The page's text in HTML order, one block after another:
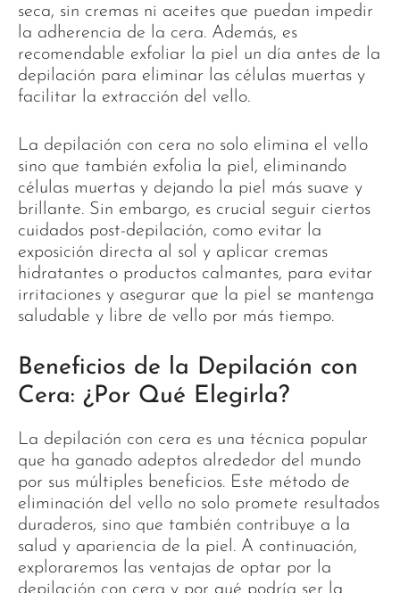
seca, sin cremas ni aceites que puedan impedir
la adherencia de la cera. Además, es
recomendable exfoliar la piel un día antes de la
depilación para eliminar las células muertas y
facilitar la extracción del vello.
La depilación con cera no solo elimina el vello
sino que también exfolia la piel, eliminando
células muertas y dejando la piel más suave y
brillante. Sin embargo, es crucial seguir ciertos
cuidados post-depilación, como evitar la
exposición directa al sol y aplicar cremas
hidratantes o productos calmantes, para evitar
irritaciones y asegurar que la piel se mantenga
saludable y libre de vello por más tiempo.
Beneficios de la Depilación con
Cera: ¿Por Qué Elegirla?
La depilación con cera es una técnica popular
que ha ganado adeptos alrededor del mundo
por sus múltiples beneficios. Este método de
eliminación del vello no solo promete resultados
duraderos, sino que también contribuye a la
salud y apariencia de la piel. A continuación,
exploraremos las ventajas de optar por la
depilación con cera y por qué podría ser la